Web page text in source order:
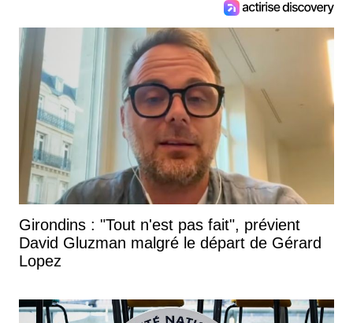
Girondins : "Tout n'est pas fait", prévient
David Gluzman malgré le départ de Gérard
Lopez